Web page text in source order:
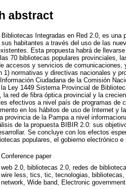
abstract
Integradas en Red 2.0, es una
sus habitantes a través del uso de las
Esta propuesta habrá de
70 bibliotecas populares provinciales,
accesos y servicios de
1) normativas y directivas nacionales y
Ciudadana de la Comisión
Ley 1449 Sistema Provincial de
la red de fibra óptica provincial y la
efectivos a nivel país de programas
en los hábitos de uso de Internet y
provincia de la Pampa a nivel
de la propuesta BIBIR 2.0: sus
Se concluye con los efectos
populares, el gobierno electrónico
Conference paper
web 2.0, bibliotecas 2.0, redes de
wire less, tics, tic, tecnologias,
network, Wide band, Electronic